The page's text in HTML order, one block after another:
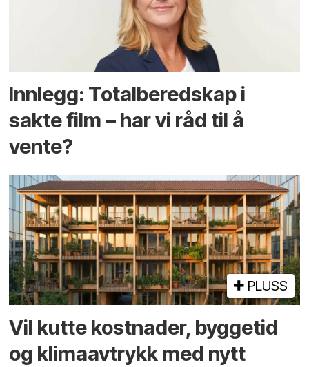
Innlegg: Totalberedskap i
sakte film – har vi råd til å
vente?
PLUSS
Vil kutte kostnader, byggetid
og klima­avtrykk med nytt